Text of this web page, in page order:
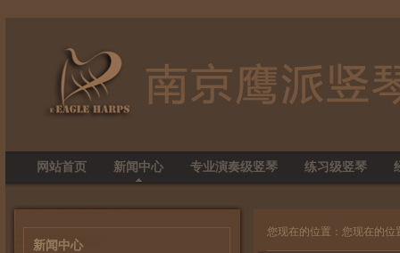
网站首页 新闻中心 专业演奏级竖琴 练习级竖琴
新闻中心
您现在的位置：您现在的位